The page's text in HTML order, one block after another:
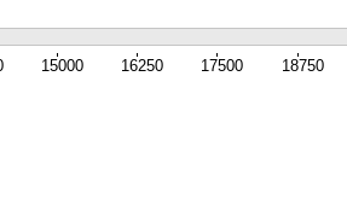
15000 16250 17500 18750